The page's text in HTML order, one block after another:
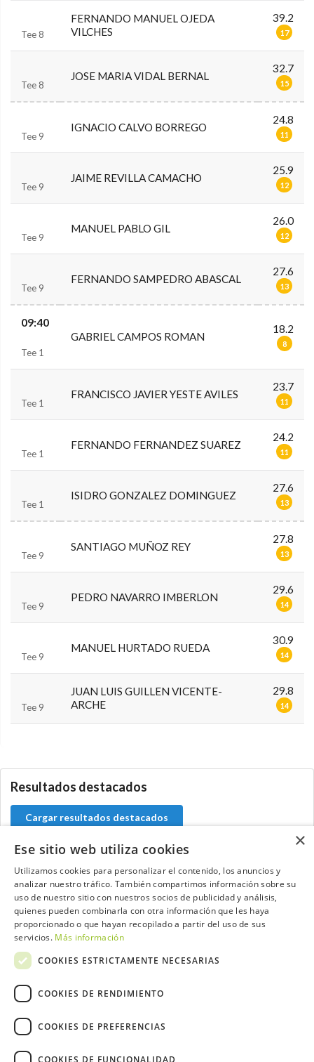
Tee 8
FERNANDO MANUEL OJEDA
VILCHES
39.2
17
Tee 8
JOSE MARIA VIDAL BERNAL
32.7
15
Tee 9
IGNACIO CALVO BORREGO
24.8
11
Tee 9
JAIME REVILLA CAMACHO
25.9
12
Tee 9
MANUEL PABLO GIL
26.0
12
Tee 9
FERNANDO SAMPEDRO ABASCAL
27.6
13
09:40
Tee 1
GABRIEL CAMPOS ROMAN
18.2
8
Tee 1
FRANCISCO JAVIER YESTE AVILES
23.7
11
Tee 1
FERNANDO FERNANDEZ SUAREZ
24.2
11
Tee 1
ISIDRO GONZALEZ DOMINGUEZ
27.6
13
Tee 9
SANTIAGO MUÑOZ REY
27.8
13
Tee 9
PEDRO NAVARRO IMBERLON
29.6
14
Tee 9
MANUEL HURTADO RUEDA
30.9
14
Tee 9
JUAN LUIS GUILLEN VICENTE-
ARCHE
29.8
14
Resultados destacados
Cargar resultados destacados
Contacta con el equipo de NextCaddy
Opina Contacta
×
Ese sitio web utiliza cookies
Utilizamos cookies para personalizar el contenido, los anuncios y
analizar nuestro tráfico. También compartimos información sobre su
uso de nuestro sitio con nuestros socios de publicidad y análisis,
quienes pueden combinarla con otra información que les haya
proporcionado o que hayan recopilado a partir del uso de sus
servicios. Más información
COOKIES ESTRICTAMENTE NECESARIAS
COOKIES DE RENDIMIENTO
COOKIES DE PREFERENCIAS
COOKIES DE FUNCIONALIDAD